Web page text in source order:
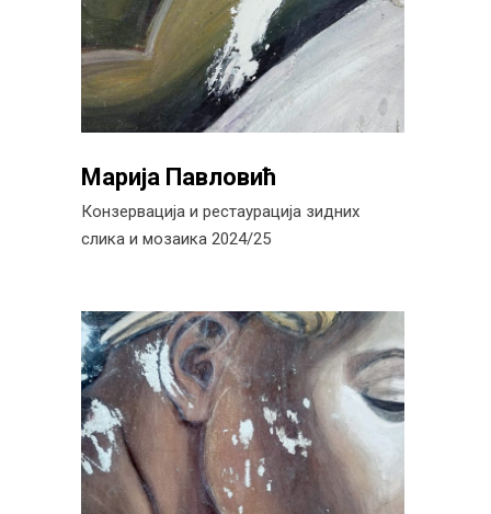
Марија Павловић
Конзервација и рестаурација зидних
слика и мозаика 2024/25